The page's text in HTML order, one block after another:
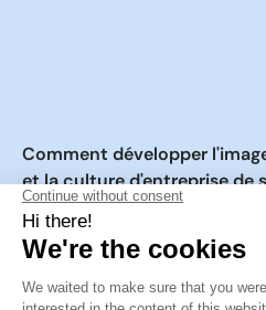
Comment développer
et la culture d'entreprise de
de restaurants ?
LIRE